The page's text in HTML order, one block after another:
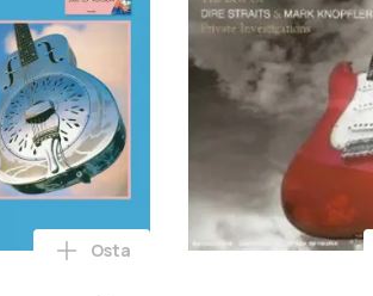
Lisää Dire Straits - Brothers In
Osta